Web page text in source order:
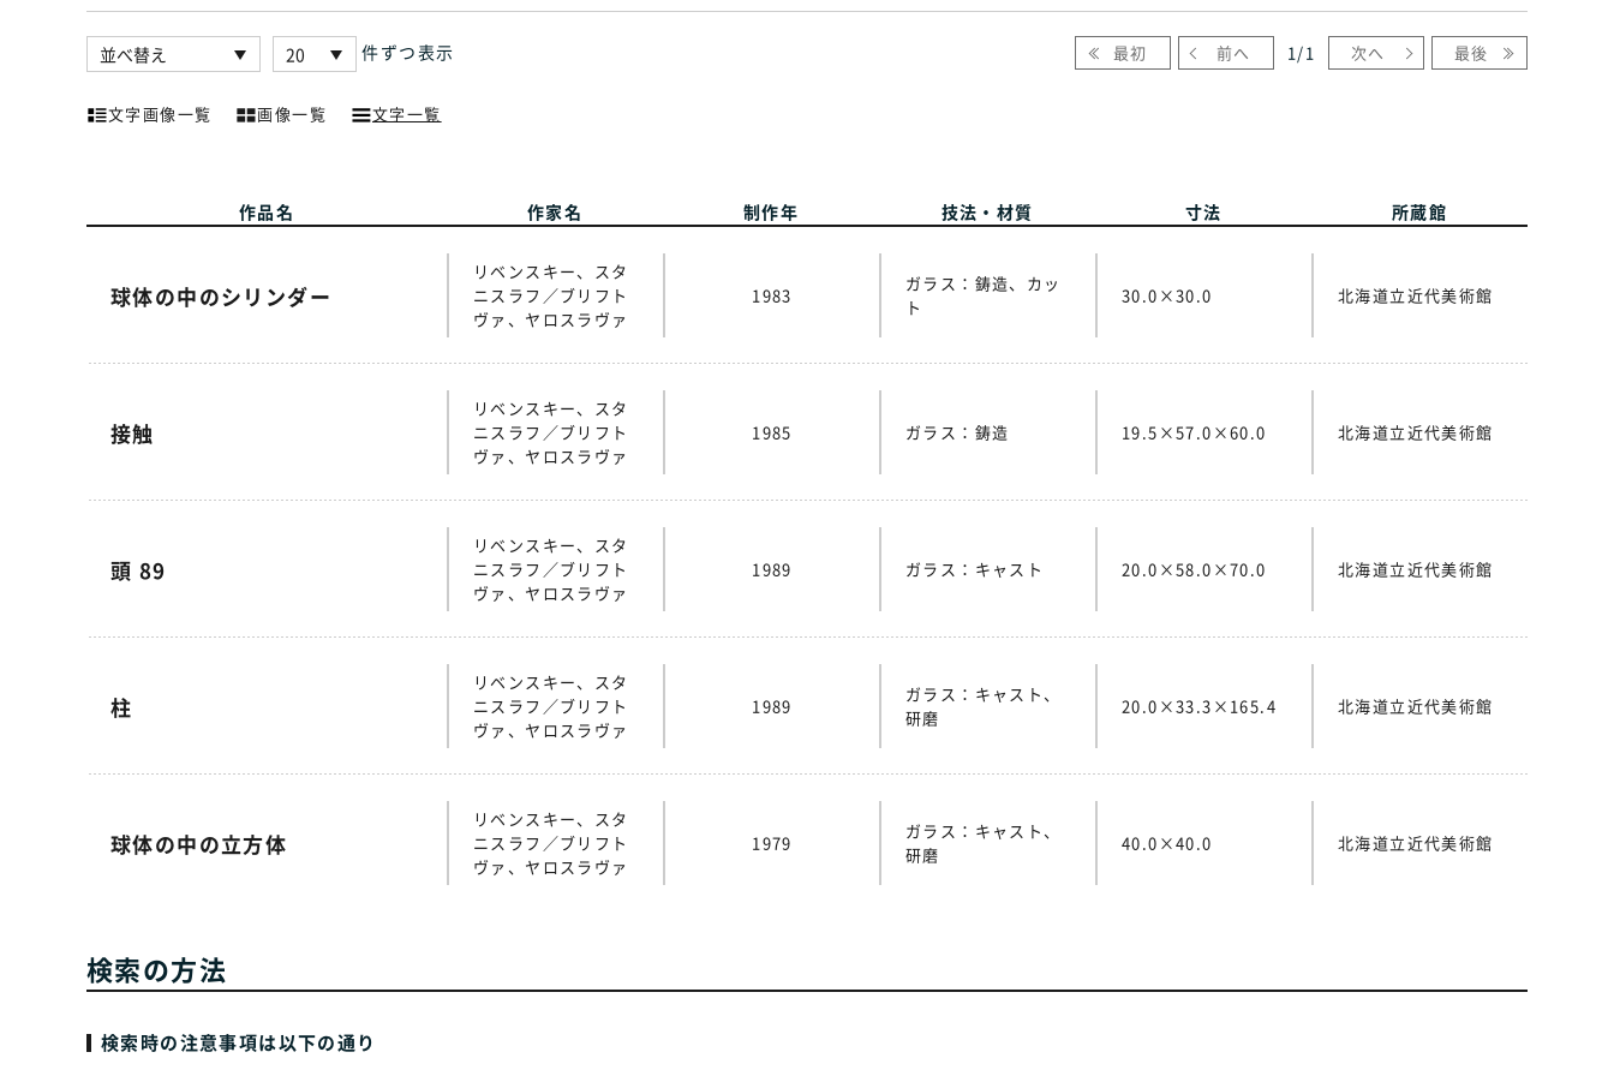
件ずつ表示 最初 前へ 1/1 次へ 最後
文字画像一覧 画像一覧 文字一覧
作品名 作家名 制作年 技法・材質 寸法 所蔵館
球体の中のシリンダー
リベンスキー、スタ
ニスラフ／ブリフト
ヴァ、ヤロスラヴァ
1983
ガラス：鋳造、カッ
ト
30.0×30.0 北海道立近代美術館
接触
リベンスキー、スタ
ニスラフ／ブリフト
ヴァ、ヤロスラヴァ
1985 ガラス：鋳造 19.5×57.0×60.0 北海道立近代美術館
頭 89
リベンスキー、スタ
ニスラフ／ブリフト
ヴァ、ヤロスラヴァ
1989 ガラス：キャスト 20.0×58.0×70.0 北海道立近代美術館
柱
リベンスキー、スタ
ニスラフ／ブリフト
ヴァ、ヤロスラヴァ
1989
ガラス：キャスト、
研磨
20.0×33.3×165.4 北海道立近代美術館
球体の中の立方体
リベンスキー、スタ
ニスラフ／ブリフト
ヴァ、ヤロスラヴァ
1979
ガラス：キャスト、
研磨
40.0×40.0 北海道立近代美術館
検索の方法
検索時の注意事項は以下の通り